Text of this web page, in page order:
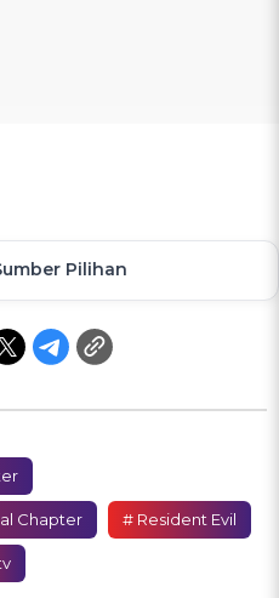
Pilihan
Chapter # Resident Evil